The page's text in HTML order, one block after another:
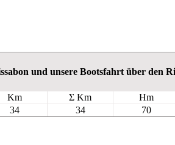
und unsere Bootsfahrt über den
Km Σ Km
Hm
34 34 70